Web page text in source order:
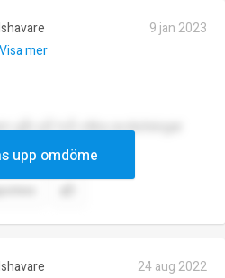
9 jan 2023
Visa mer
går på två olika avdelningar
upp omdöme
24 aug 2022